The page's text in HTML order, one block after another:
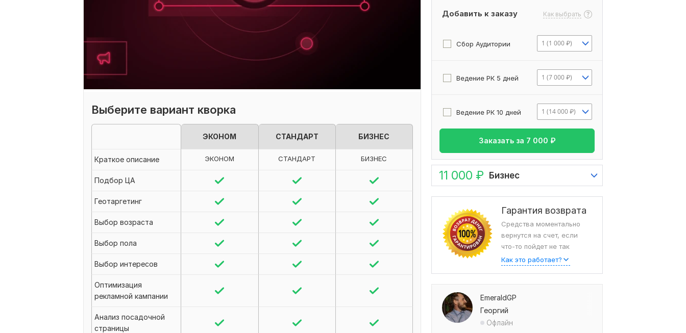
Выберите вариант кворка
ЭКОНОМ СТАНДАРТ БИЗНЕС
Краткое описание ЭКОНОМ СТАНДАРТ БИЗНЕС
Подбор ЦА
Геотаргетинг
Выбор возраста
Выбор пола
Выбор интересов
Оптимизация
рекламной кампании
Анализ посадочной
страницы
Добавить к заказу Как выбрать
Сбор Аудитории 1 (1 000 ₽)
Ведение РК 5 дней 1 (7 000 ₽)
Ведение РК 10 дней 1 (14 000 ₽)
Заказать за 7 000 ₽
11 000 ₽ Бизнес
Гарантия возврата
Средства моментально
вернутся на счет, если
что-то пойдет не так
Как это работает?
EmeraldGP
Георгий
Офлайн